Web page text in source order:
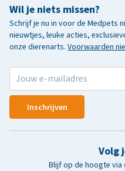
Wil je niets missen?
Schrijf je nu in voor de Medpets
nieuwtjes, leuke acties,
onze dierenarts. Voorwaarden
Inschrijven
Volg
Blijf op de hoogte via